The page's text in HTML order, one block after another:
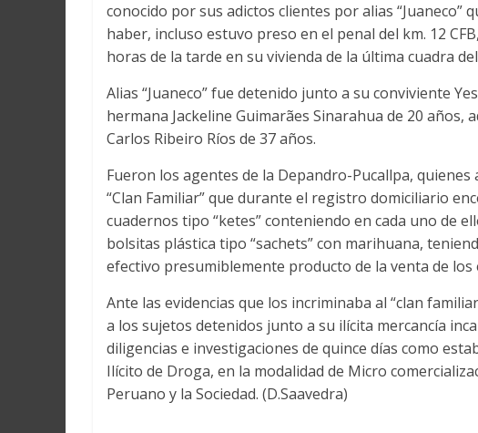
conocido por sus adictos clientes por alias
haber, incluso estuvo preso en el penal del km. 12
horas de la tarde en su vivienda de la última cuadra
Alias “Juaneco” fue detenido junto a su conviviente
hermana Jackeline Guimarães Sinarahua de 20 años,
Carlos Ribeiro Ríos de 37 años.
Fueron los agentes de la Depandro-Pucallpa,
“Clan Familiar” que durante el registro domiciliario
cuadernos tipo “ketes” conteniendo en cada uno de
bolsitas plástica tipo “sachets” con marihuana,
efectivo presumiblemente producto de la venta de los
Ante las evidencias que los incriminaba al “clan
a los sujetos detenidos junto a su ilícita mercancía
diligencias e investigaciones de quince días como
Ilícito de Droga, en la modalidad de Micro
Peruano y la Sociedad. (D.Saavedra)